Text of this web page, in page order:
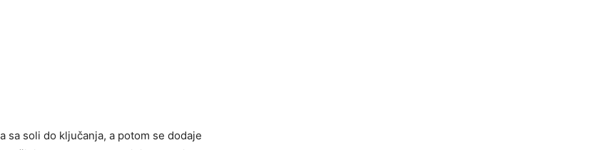
sa soli do ključanja, a potom se dodaje